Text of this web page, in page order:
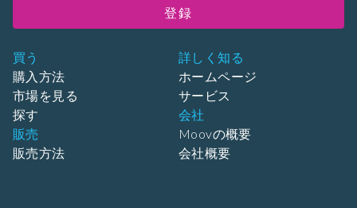
買う
購入方法
市場を見る
探す
販売
販売方法
詳しく知る
ホームページ
サービス
会社
Moovの概要
会社概要
登録